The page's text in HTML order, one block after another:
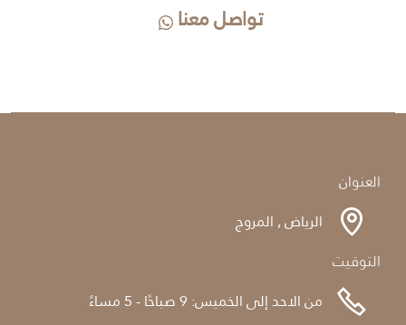
تواصل معنا
العنوان
الرياض , المروج
التوقيت
من الاحد إلى الخميس: 9 صباحًا - 5 مساءً